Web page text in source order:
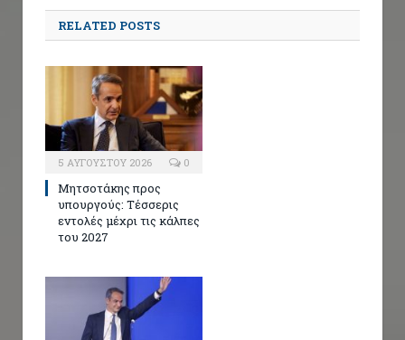
RELATED POSTS
5 ΑΥΓΟΎΣΤΟΥ 2026 0
Μητσοτάκης προς
υπουργούς: Τέσσερις
εντολές μέχρι τις κάλπες
του 2027